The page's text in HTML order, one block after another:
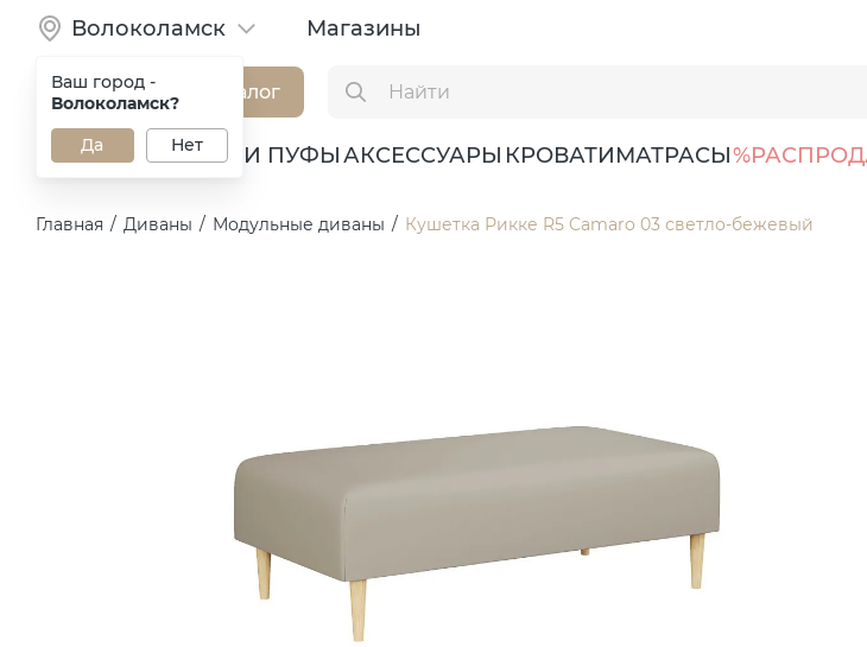
Волоколамск
Ваш город -
Волоколамск?
Да
Нет
Магазины
Каталог
ДИВАНЫ КРЕСЛА И ПУФЫАКСЕССУАРЫ КРОВАТИМАТРАСЫ
Главная / Диваны / Модульные диваны / Кушетка Рикке R5 Camaro 03 светло-бежевый